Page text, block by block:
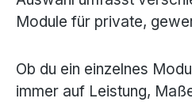
Module für private,
Ob du ein einzelnes
immer auf Leistung,